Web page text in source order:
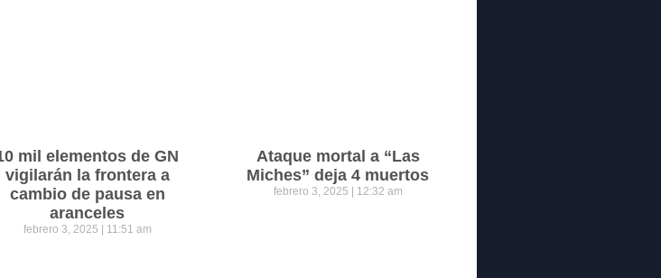
mil elementos de GN
vigilarán la frontera a
cambio de pausa en
aranceles
febrero 3, 2025 11:51 am
Ataque mortal a “Las
Miches” deja 4 muertos
febrero 3, 2025 12:32 am